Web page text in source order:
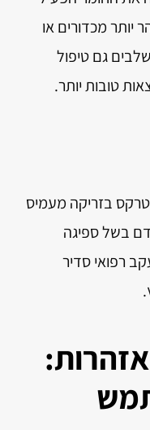
מכדורים או
גם טיפול
טובות יותר.
בזריקה מעמיס
בשל ספיגה
רפואי סדיר